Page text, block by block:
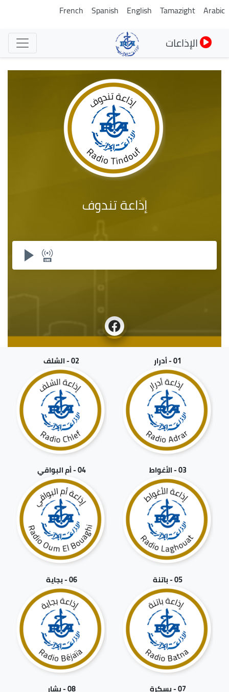
تجاوز
Arabic
Tamazight
English
Spanish
French
الإذاعات
إذاعة تندوف
01 - أدرار 02 - الشلف
03 - الأغواط 04 - أم البواقي
05 - باتنة 06 - بجاية
07 - بسكرة 08 - بشار